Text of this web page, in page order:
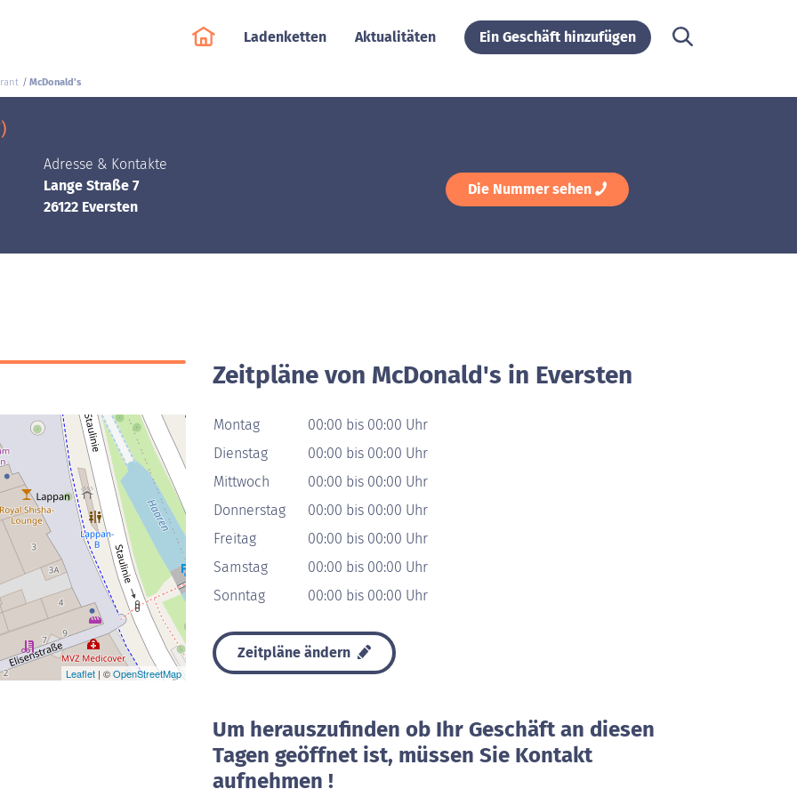
Ladenketten Aktualitäten Ein Geschäft hinzufügen
McDonald's
Adresse & Kontakte
Lange Straße 7
26122 Eversten
Die Nummer sehen
Leaflet | ©OpenStreetMap
Zeitpläne von McDonald's in Eversten
Montag
00:00 bis 00:00 Uhr
Dienstag
00:00 bis 00:00 Uhr
Mittwoch
00:00 bis 00:00 Uhr
Donnerstag
00:00 bis 00:00 Uhr
Freitag
00:00 bis 00:00 Uhr
Samstag
00:00 bis 00:00 Uhr
Sonntag
00:00 bis 00:00 Uhr
Zeitpläne ändern
Um herauszufinden ob Ihr Geschäft an diesen
Tagen geöffnet ist, müssen Sie Kontakt
aufnehmen !